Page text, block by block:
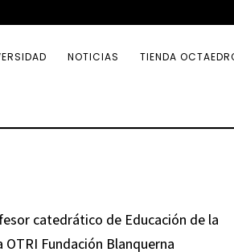
NOTICIAS TIENDA
catedrático de Educación de la
Fundación Blanquerna